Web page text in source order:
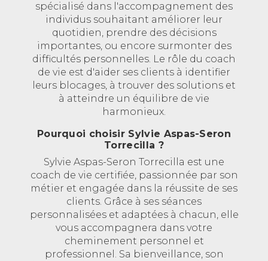
spécialisé dans l'accompagnement des
individus souhaitant améliorer leur
quotidien, prendre des décisions
importantes, ou encore surmonter des
difficultés personnelles. Le rôle du coach
de vie est d'aider ses clients à identifier
leurs blocages, à trouver des solutions et
à atteindre un équilibre de vie
harmonieux.
Pourquoi choisir Sylvie Aspas-Seron
Torrecilla ?
Sylvie Aspas-Seron Torrecilla est une
coach de vie certifiée, passionnée par son
métier et engagée dans la réussite de ses
clients. Grâce à ses séances
personnalisées et adaptées à chacun, elle
vous accompagnera dans votre
cheminement personnel et
professionnel. Sa bienveillance, son